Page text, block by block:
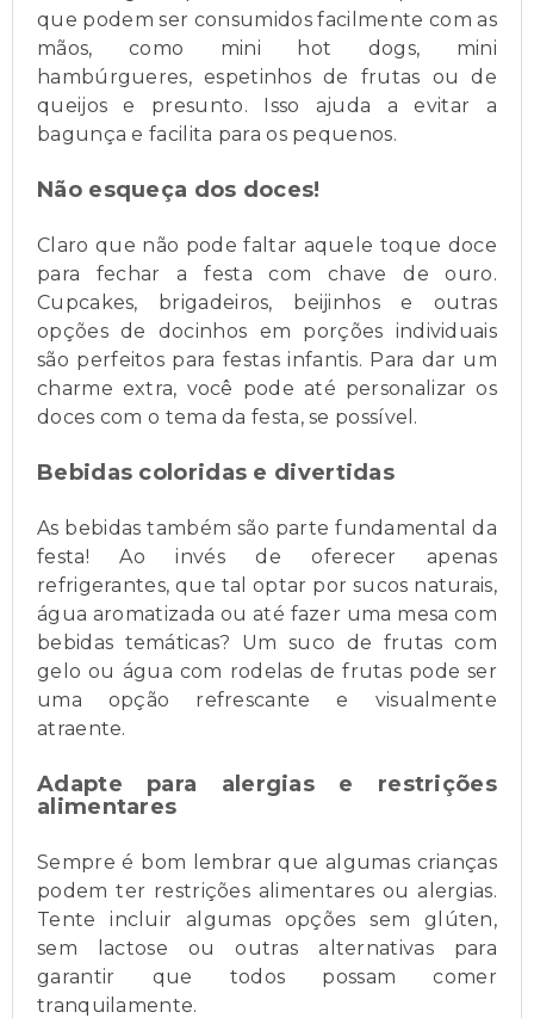
que podem ser consumidos facilmente com as
mãos, como mini hot dogs, mini
hambúrgueres, espetinhos de frutas ou de
queijos e presunto. Isso ajuda a evitar a
bagunça e facilita para os pequenos.
Não esqueça dos doces!
Claro que não pode faltar aquele toque doce
para fechar a festa com chave de ouro.
Cupcakes, brigadeiros, beijinhos e outras
opções de docinhos em porções individuais
são perfeitos para festas infantis. Para dar um
charme extra, você pode até personalizar os
doces com o tema da festa, se possível.
Bebidas coloridas e divertidas
As bebidas também são parte fundamental da
festa! Ao invés de oferecer apenas
refrigerantes, que tal optar por sucos naturais,
água aromatizada ou até fazer uma mesa com
bebidas temáticas? Um suco de frutas com
gelo ou água com rodelas de frutas pode ser
uma opção refrescante e visualmente
atraente.
Adapte para alergias e restrições
alimentares
Sempre é bom lembrar que algumas crianças
podem ter restrições alimentares ou alergias.
Tente incluir algumas opções sem glúten,
sem lactose ou outras alternativas para
garantir que todos possam comer
tranquilamente.